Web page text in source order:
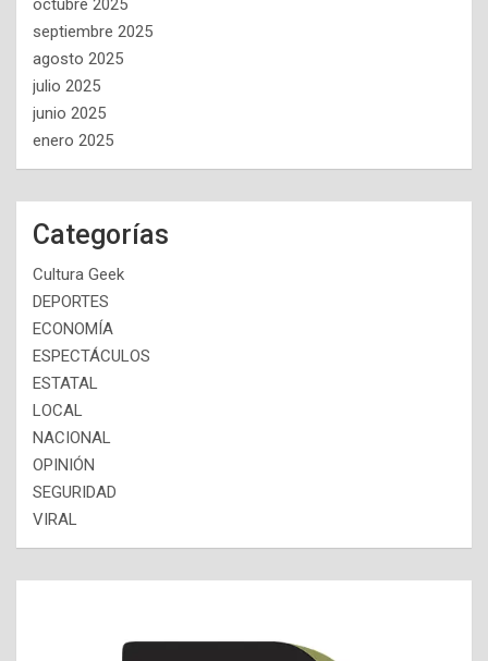
octubre 2025
septiembre 2025
agosto 2025
julio 2025
junio 2025
enero 2025
Categorías
Cultura Geek
DEPORTES
ECONOMÍA
ESPECTÁCULOS
ESTATAL
LOCAL
NACIONAL
OPINIÓN
SEGURIDAD
VIRAL